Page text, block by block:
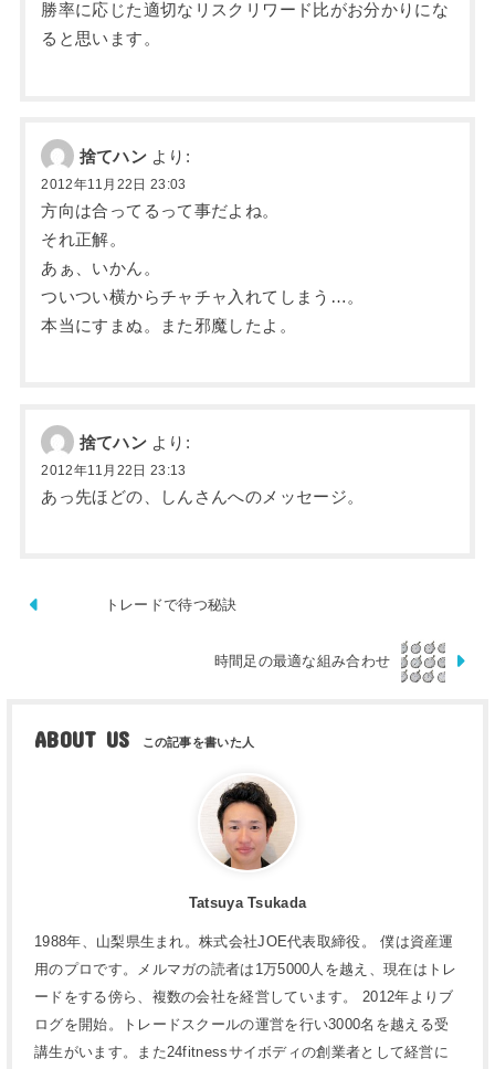
勝率に応じた適切なリスクリワード比がお分かりにな
ると思います。
捨てハン より:
2012年11月22日 23:03
方向は合ってるって事だよね。
それ正解。
あぁ、いかん。
ついつい横からチャチャ入れてしまう…。
本当にすまぬ。また邪魔したよ。
捨てハン より:
2012年11月22日 23:13
あっ先ほどの、しんさんへのメッセージ。
トレードで待つ秘訣
時間足の最適な組み合わせ
ABOUT US
Tatsuya Tsukada
1988年、山梨県生まれ。株式会社JOE代表取締役。 僕は資産運
用のプロです。メルマガの読者は1万5000人を越え、現在はトレ
ードをする傍ら、複数の会社を経営しています。 2012年よりブ
ログを開始。トレードスクールの運営を行い3000名を越える受
講生がいます。また24fitnessサイボディの創業者として経営に